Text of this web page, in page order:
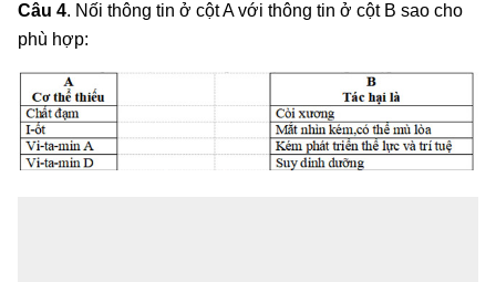
Câu 4. Nối thông tin ở cột A với thông tin ở cột B sao cho
phù hợp: